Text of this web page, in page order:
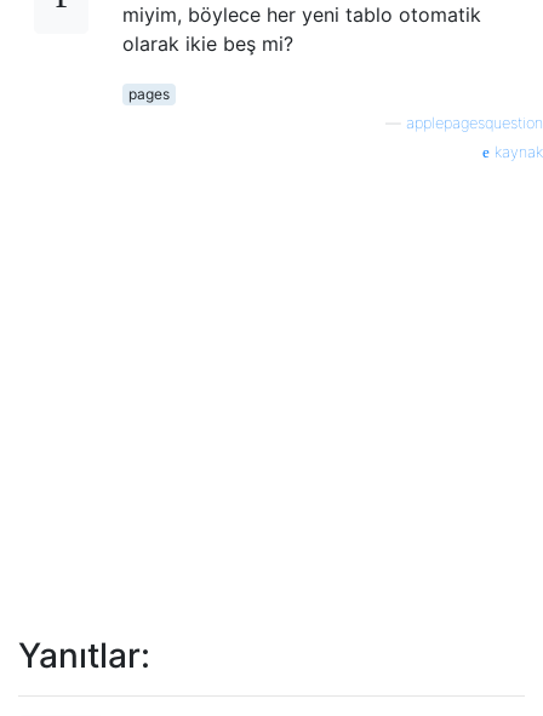
miyim, böylece her yeni tablo otomatik
olarak ikie beş mi?
pages
applepagesquestion
kaynak
Yanıtlar: